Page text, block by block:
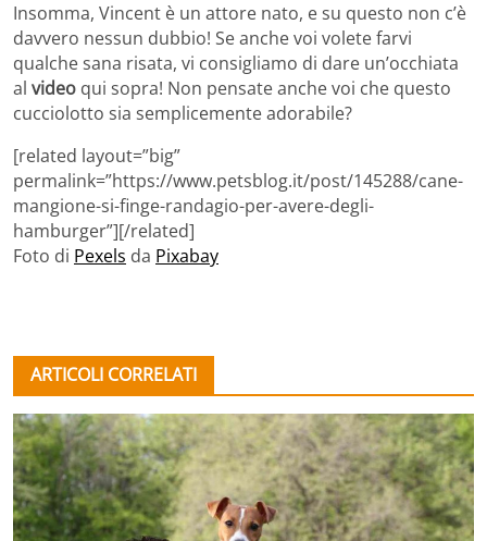
Insomma, Vincent è un attore nato, e su questo non c’è
davvero nessun dubbio! Se anche voi volete farvi
qualche sana risata, vi consigliamo di dare un’occhiata
al video qui sopra! Non pensate anche voi che questo
cucciolotto sia semplicemente adorabile?
[related layout=”big”
permalink=”https://www.petsblog.it/post/145288/cane-
mangione-si-finge-randagio-per-avere-degli-
hamburger”][/related]
Foto di Pexels da Pixabay
ARTICOLI CORRELATI